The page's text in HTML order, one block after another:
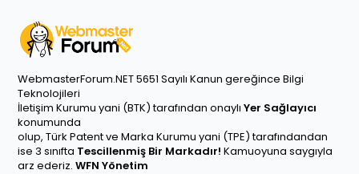
WebmasterForum.NET 5651 Sayılı Kanun gereğince Bilgi
Teknolojileri
İletişim Kurumu yani (BTK) tarafından onaylı Yer Sağlayıcı
konumunda
olup, Türk Patent ve Marka Kurumu yani (TPE) tarafındandan
ise 3 sınıfta Tescillenmiş Bir Markadır! Kamuoyuna saygıyla
arz ederiz. WFN Yönetim